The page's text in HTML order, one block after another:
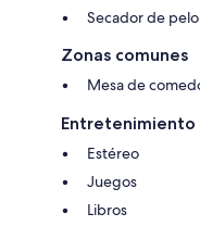
Secador de pelo
Zonas comunes
Mesa de
Entretenimiento
Estéreo
Juegos
Libros